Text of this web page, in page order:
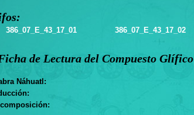
386_07_E_43_17_01 386_07_E_43_17_02
de Lectura del Compuesto Glífico
Náhuatl: